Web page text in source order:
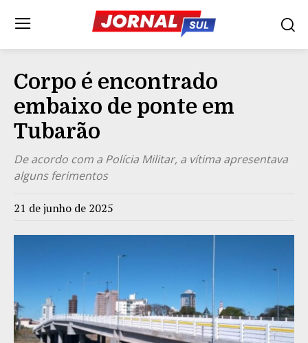
Corpo é encontrado
embaixo de ponte em
Tubarão
De acordo com a Polícia Militar, a vítima apresentava
alguns ferimentos
21 de junho de 2025